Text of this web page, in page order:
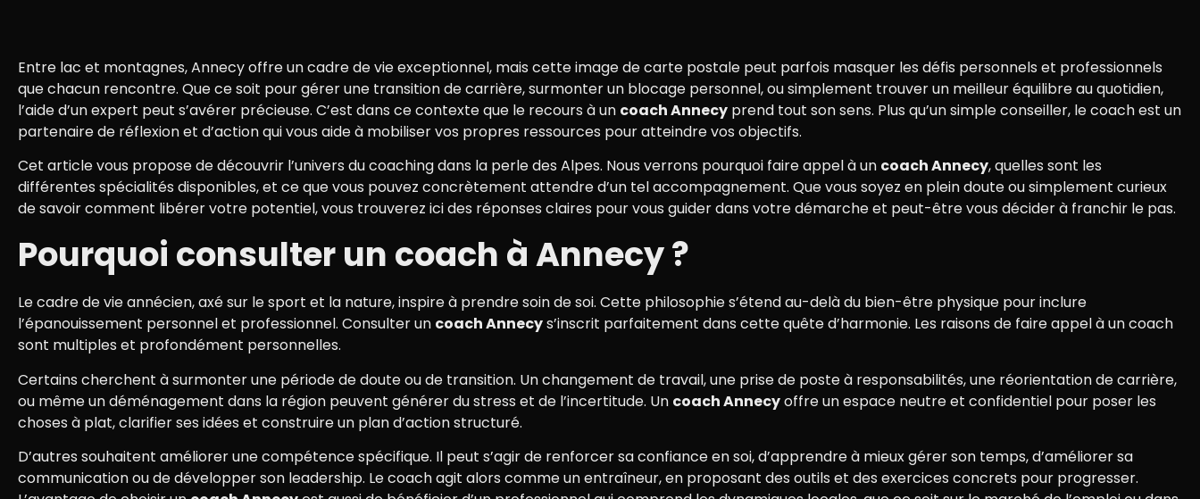
Entre lac et montagnes, Annecy offre un cadre de vie exceptionnel, mais cette image de carte postale peut parfois masquer les défis personnels et professionnels
que chacun rencontre. Que ce soit pour gérer une transition de carrière, surmonter un blocage personnel, ou simplement trouver un meilleur équilibre au quotidien,
l’aide d’un expert peut s’avérer précieuse. C’est dans ce contexte que le recours à un coach Annecy prend tout son sens. Plus qu’un simple conseiller, le coach est un
partenaire de réflexion et d’action qui vous aide à mobiliser vos propres ressources pour atteindre vos objectifs.
Cet article vous propose de découvrir l’univers du coaching dans la perle des Alpes. Nous verrons pourquoi faire appel à un coach Annecy, quelles sont les
différentes spécialités disponibles, et ce que vous pouvez concrètement attendre d’un tel accompagnement. Que vous soyez en plein doute ou simplement curieux
de savoir comment libérer votre potentiel, vous trouverez ici des réponses claires pour vous guider dans votre démarche et peut-être vous décider à franchir le pas.
Pourquoi consulter un coach à Annecy ?
Le cadre de vie annécien, axé sur le sport et la nature, inspire à prendre soin de soi. Cette philosophie s’étend au-delà du bien-être physique pour inclure
l’épanouissement personnel et professionnel. Consulter un coach Annecys’inscrit parfaitement dans cette quête d’harmonie. Les raisons de faire appel à un coach
sont multiples et profondément personnelles.
Certains cherchent à surmonter une période de doute ou de transition. Un changement de travail, une prise de poste à responsabilités, une réorientation de carrière,
ou même un déménagement dans la région peuvent générer du stress et de l’incertitude. Un coach Annecyoffre un espace neutre et confidentiel pour poser les
choses à plat, clarifier ses idées et construire un plan d’action structuré.
D’autres souhaitent améliorer une compétence spécifique. Il peut s’agir de renforcer sa confiance en soi, d’apprendre à mieux gérer son temps, d’améliorer sa
communication ou de développer son leadership. Le coach agit alors comme un entraîneur, en proposant des outils et des exercices concrets pour progresser.